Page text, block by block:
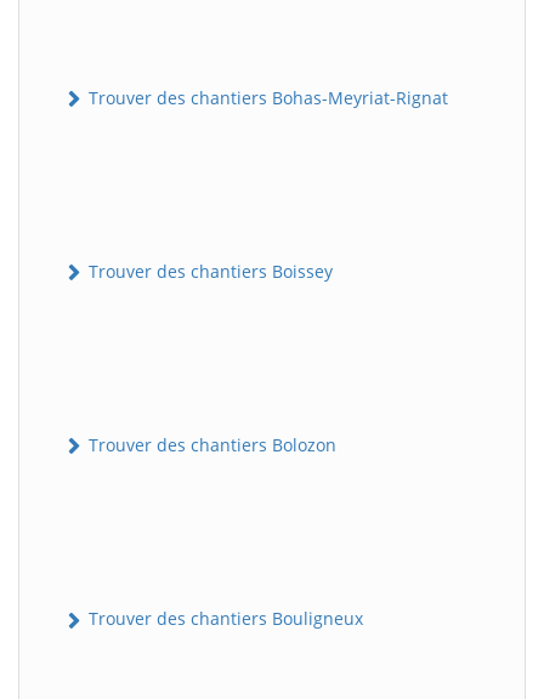
Trouver des chantiers Bohas-Meyriat-Rignat
Trouver des chantiers Boissey
Trouver des chantiers Bolozon
Trouver des chantiers Bouligneux